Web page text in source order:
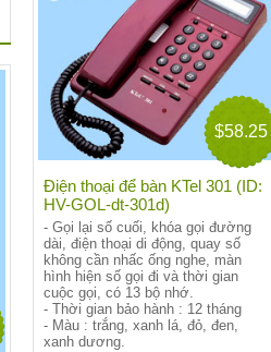
$58.25
Điện thoại để bàn KTel 301 (ID:
HV-GOL-dt-301d)
- Gọi lại số cuối, khóa gọi đường
dài, điện thoại di động, quay số
không cần nhấc ống nghe, màn
hình hiện số gọi đi và thời gian
cuộc gọi, có 13 bộ nhớ.
- Thời gian bảo hành : 12 tháng
- Màu : trắng, xanh lá, đỏ, đen,
xanh dương.